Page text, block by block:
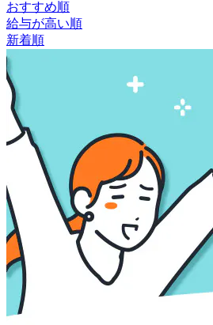
おすすめ順
給与が高い順
新着順